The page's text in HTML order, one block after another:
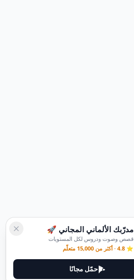
مدرّبك الألماني المجاني 🚀
قصص وصوت ودروس لكل المستويات
⭐ 4.8 · أكثر من 15,000 متعلّم
حمّل مجانًا